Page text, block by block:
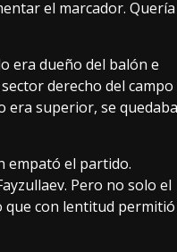
el marcador. Quería
era dueño del balón e
derecho del campo
era superior, se quedaba
empató el partido.
Pero no solo el
que con lentitud permitió